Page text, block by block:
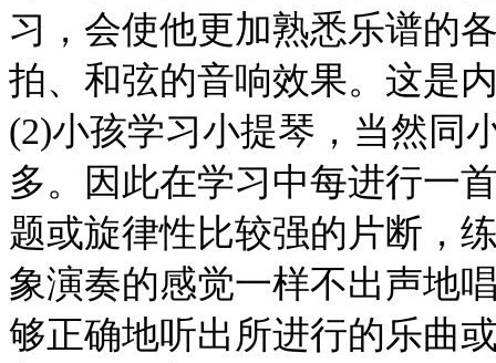
习，会使他更加熟悉乐谱的
拍、和弦的音响效果。这是
(2)小孩学习小提琴，当然同
多。因此在学习中每进行一
题或旋律性比较强的片断，
象演奏的感觉一样不出声地
够正确地听出所进行的乐曲